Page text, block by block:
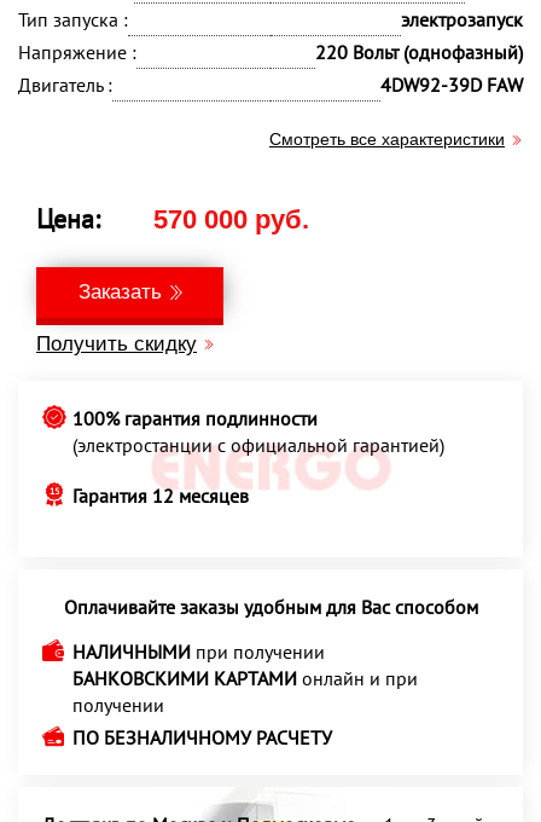
Тип запуска :
электрозапуск
Напряжение :
220 Вольт (однофазный)
Двигатель :
4DW92-39D FAW
Смотреть все характеристики
Цена: 570 000 руб.
Заказать
Получить скидку
100% гарантия подлинности
(электростанции с официальной гарантией)
Гарантия 12 месяцев
Оплачивайте заказы удобным для Вас способом
НАЛИЧНЫМИ при получении
БАНКОВСКИМИ КАРТАМИ онлайн и при
получении
ПО БЕЗНАЛИЧНОМУ РАСЧЕТУ